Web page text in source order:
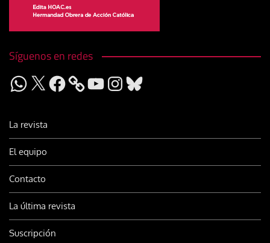
Síguenos en redes
WhatsApp
X Facebook YouTubeInstagram
Bluesky
La revista
El equipo
Contacto
La última revista
Suscripción